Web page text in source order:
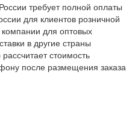
требует полной оплаты
для клиентов розничной
компании для оптовых
в другие страны
стоимость
после размещения заказа